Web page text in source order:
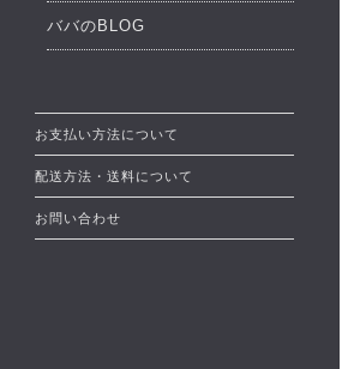
ババのBLOG
お支払い方法について
配送方法・送料について
お問い合わせ